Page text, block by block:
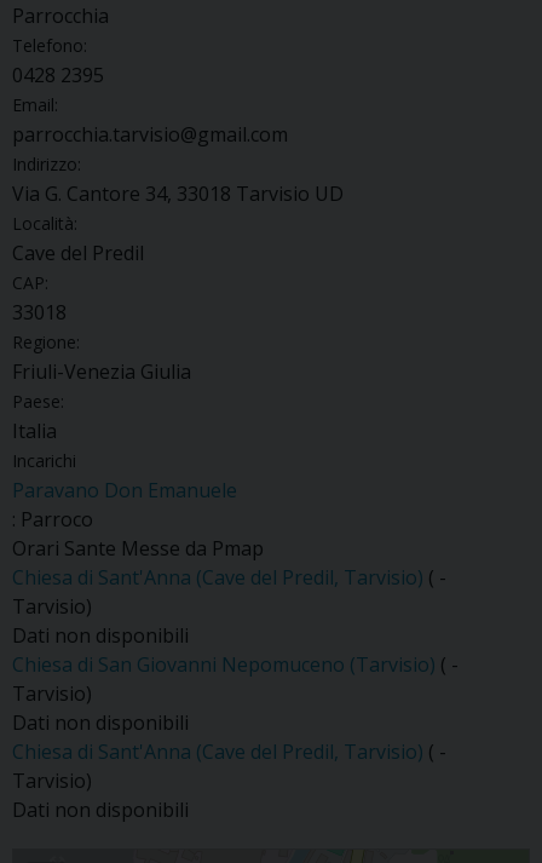
Parrocchia
Telefono:
0428 2395
Email:
parrocchia.tarvisio@gmail.com
Indirizzo:
Via G. Cantore 34, 33018 Tarvisio UD
Località:
Cave del Predil
CAP:
33018
Regione:
Friuli-Venezia Giulia
Paese:
Italia
Incarichi
Paravano Don Emanuele
: Parroco
Orari Sante Messe da Pmap
Chiesa di Sant'Anna (Cave del Predil, Tarvisio) ( -
Tarvisio)
Dati non disponibili
Chiesa di San Giovanni Nepomuceno (Tarvisio) ( -
Tarvisio)
Dati non disponibili
Chiesa di Sant'Anna (Cave del Predil, Tarvisio) ( -
Tarvisio)
Dati non disponibili